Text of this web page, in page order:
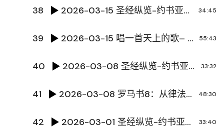
38 2026-03-15 圣经纵览-约书亚记13 陈国辉传道 34:45
39 2026-03-15 唱一首天上的歌– 归回 唐炜泽传道 55:43
40 2026-03-08 圣经纵览-约书亚记12 陈国辉传道 33:32
41 2026-03-08 罗马书8：从律法到恩典 陈国辉传道 48:30
42 2026-03-01 圣经纵览-约书亚记11 陈国辉传道 33:40